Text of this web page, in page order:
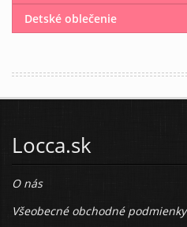
Detské oblečenie
Locca.sk
O nás
Všeobecné obchodné podmienky